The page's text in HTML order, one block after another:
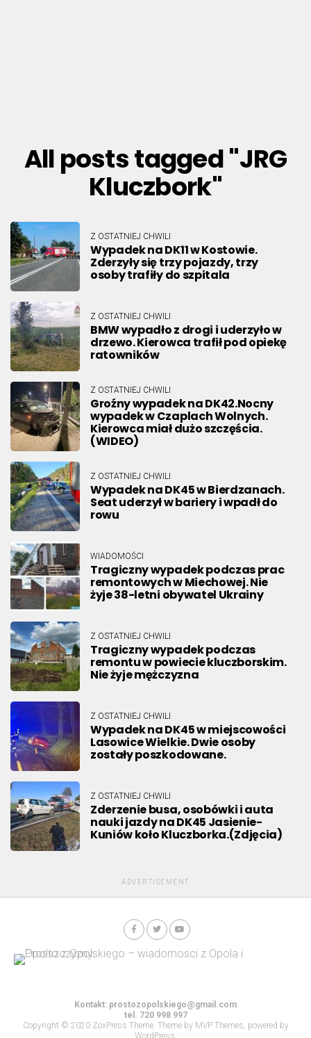
All posts tagged "JRG
Kluczbork"
Z OSTATNIEJ CHWILI
Wypadek na DK11 w Kostowie.
Zderzyły się trzy pojazdy, trzy
osoby trafiły do szpitala
Z OSTATNIEJ CHWILI
BMW wypadło z drogi i uderzyło w
drzewo. Kierowca trafił pod opiekę
ratowników
Z OSTATNIEJ CHWILI
Groźny wypadek na DK42.Nocny
wypadek w Czaplach Wolnych.
Kierowca miał dużo szczęścia.
(WIDEO)
Z OSTATNIEJ CHWILI
Wypadek na DK45 w Bierdzanach.
Seat uderzył w bariery i wpadł do
rowu
WIADOMOŚCI
Tragiczny wypadek podczas prac
remontowych w Miechowej. Nie
żyje 38-letni obywatel Ukrainy
Z OSTATNIEJ CHWILI
Tragiczny wypadek podczas
remontu w powiecie kluczborskim.
Nie żyje mężczyzna
Z OSTATNIEJ CHWILI
Wypadek na DK45 w miejscowości
Lasowice Wielkie. Dwie osoby
zostały poszkodowane.
Z OSTATNIEJ CHWILI
Zderzenie busa, osobówki i auta
nauki jazdy na DK45 Jasienie-
Kuniów koło Kluczborka.(Zdjęcia)
ADVERTISEMENT
Kontakt: prostozopolskiego@gmail.com
tel. 720 998 997
Copyright © 2020 ZoxPress Theme. Theme by MVP Themes, powered by
WordPress.